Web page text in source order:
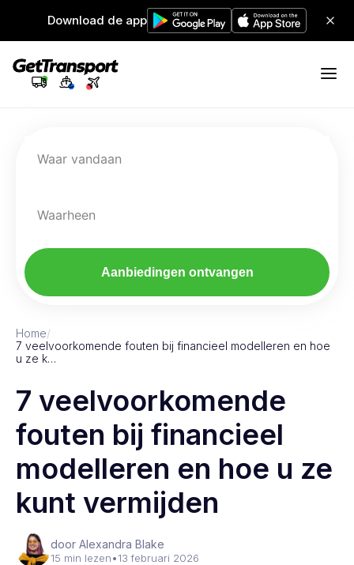
Download de app
Waar vandaan
Waarheen
Aanbiedingen ontvangen
Home/
7 veelvoorkomende fouten bij financieel modelleren en hoe
u ze k…
7 veelvoorkomende
fouten bij financieel
modelleren en hoe u ze
kunt vermijden
door Alexandra Blake
15 min lezen•13 februari 2026